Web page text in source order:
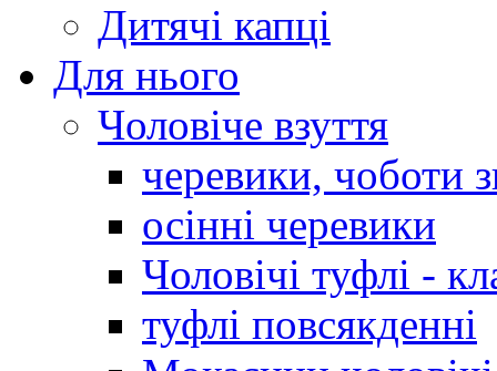
Дитячі капці
Для нього
Чоловіче взуття
черевики, чоботи
осінні черевики
Чоловічі туфлі -
туфлі повсякденні